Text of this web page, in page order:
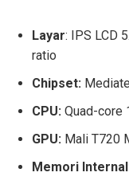
Layar: IPS LCD
ratio
Chipset:
CPU: Quad-core
GPU: Mali T720
Memori